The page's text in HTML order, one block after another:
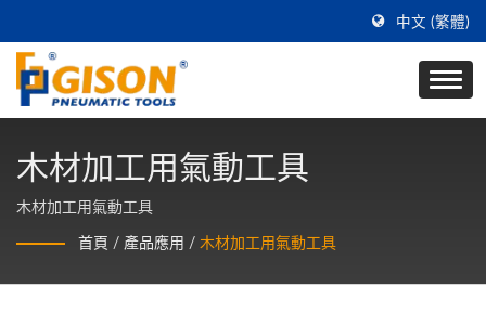
中文 (繁體)
木材加工用氣動工具
木材加工用氣動工具
首頁 / 產品應用 / 木材加工用氣動工具